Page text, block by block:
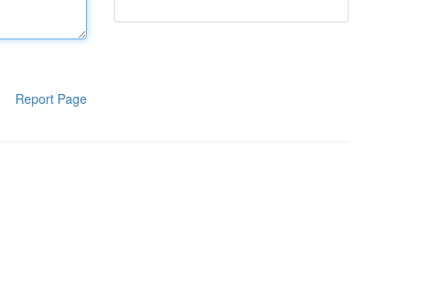
Report Page